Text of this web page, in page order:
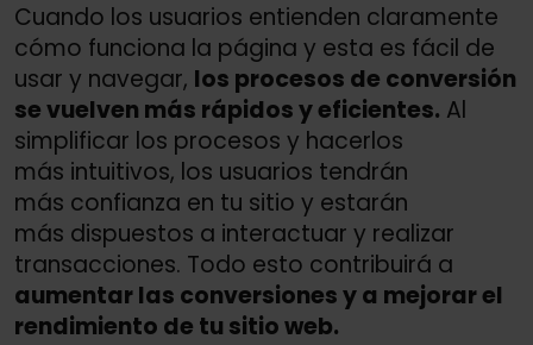
Cuando los usuarios entienden claramente
cómo funciona la página y esta es fácil de
usar y navegar, los procesos de conversión
se vuelven más rápidos y eficientes. Al
simplificar los procesos y hacerlos
más intuitivos, los usuarios tendrán
más confianza en tu sitio y estarán
más dispuestos a interactuar y realizar
transacciones. Todo esto contribuirá a
aumentar las conversiones y a mejorar el
rendimiento de tu sitio web.